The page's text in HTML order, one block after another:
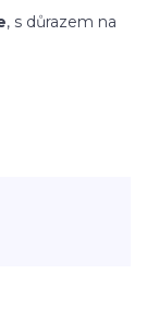
, s důrazem na